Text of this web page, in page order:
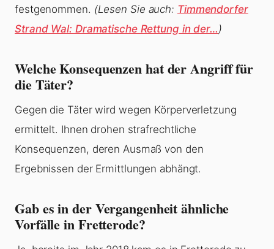
festgenommen. (Lesen Sie auch: Timmendorfer
Strand Wal: Dramatische Rettung in der… )
Welche Konsequenzen hat der Angriff für
die Täter?
Gegen die Täter wird wegen Körperverletzung
ermittelt. Ihnen drohen strafrechtliche
Konsequenzen, deren Ausmaß von den
Ergebnissen der Ermittlungen abhängt.
Gab es in der Vergangenheit ähnliche
Vorfälle in Fretterode?